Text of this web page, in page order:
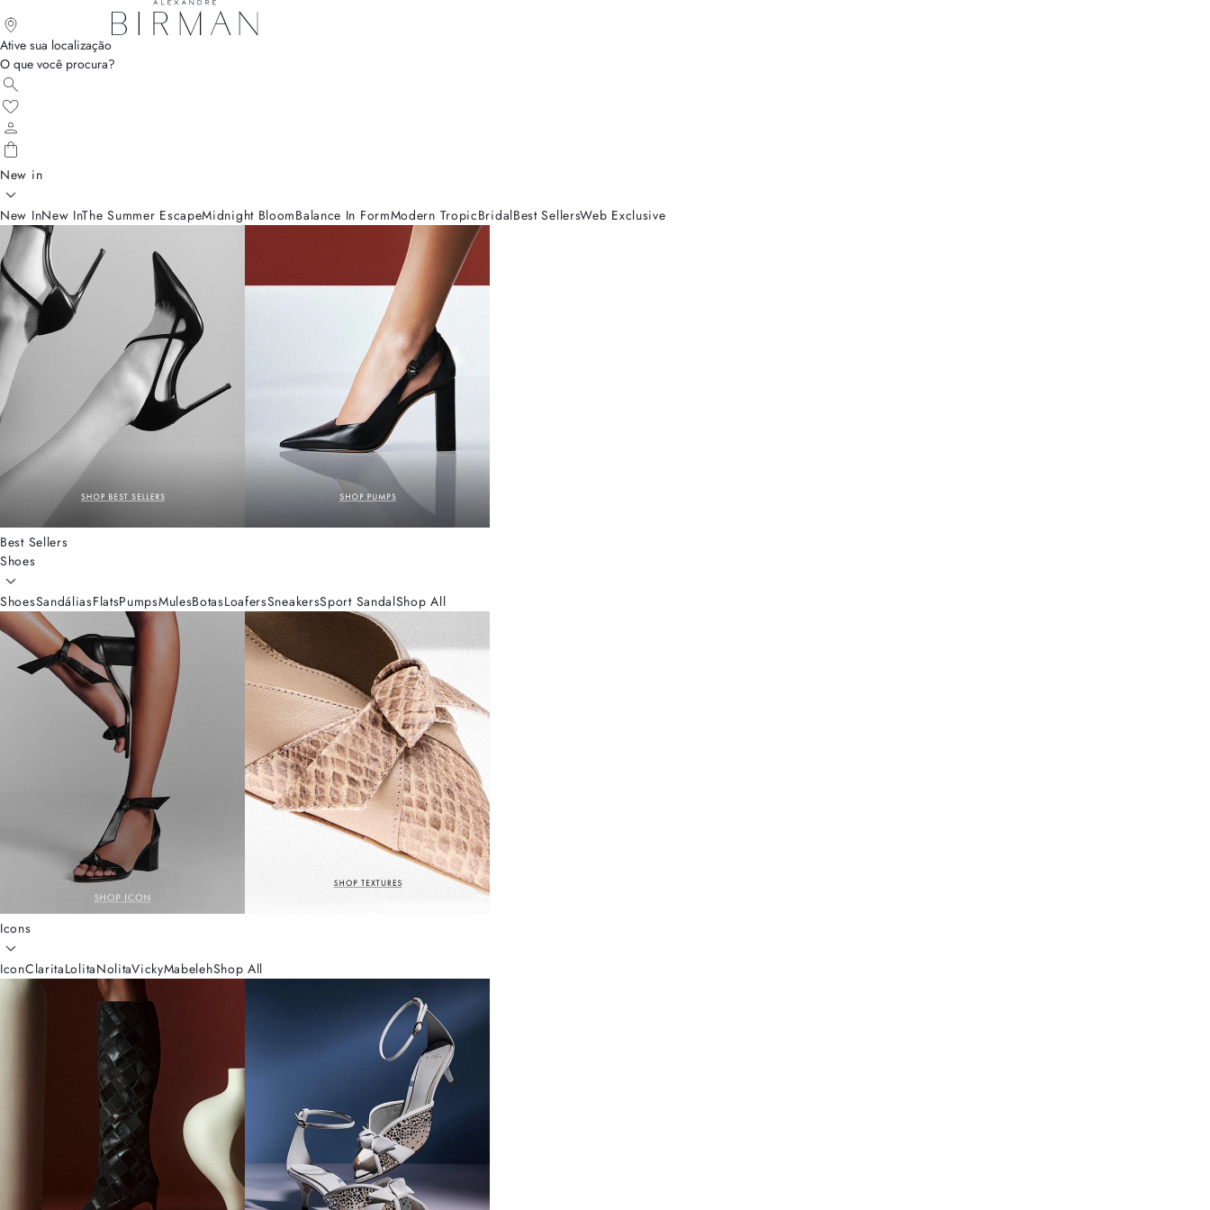
Ative sua localização
O que você procura?
New in
New InNew InThe Summer EscapeMidnight BloomBalance In FormModern TropicBridalBest SellersWeb Exclusive
Best Sellers
Shoes
ShoesSandáliasFlatsPumpsMulesBotasLoafersSneakersSport SandalShop All
Icons
IconClaritaLolitaNolitaVickyMabelehShop All